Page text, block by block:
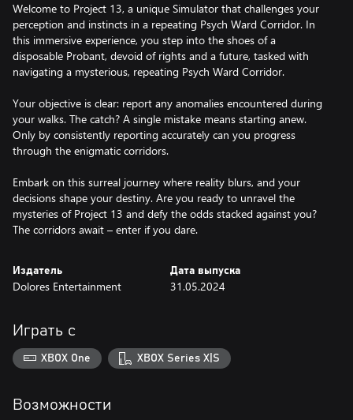
Welcome to Project 13, a unique Simulator that challenges your
perception and instincts in a repeating Psych Ward Corridor. In
this immersive experience, you step into the shoes of a
disposable Probant, devoid of rights and a future, tasked with
navigating a mysterious, repeating Psych Ward Corridor.
Your objective is clear: report any anomalies encountered during
your walks. The catch? A single mistake means starting anew.
Only by consistently reporting accurately can you progress
through the enigmatic corridors.
Embark on this surreal journey where reality blurs, and your
decisions shape your destiny. Are you ready to unravel the
mysteries of Project 13 and defy the odds stacked against you?
The corridors await – enter if you dare.
Издатель
Dolores Entertainment
Дата выпуска
31.05.2024
Играть с
XBOX One XBOX Series X|S
Возможности